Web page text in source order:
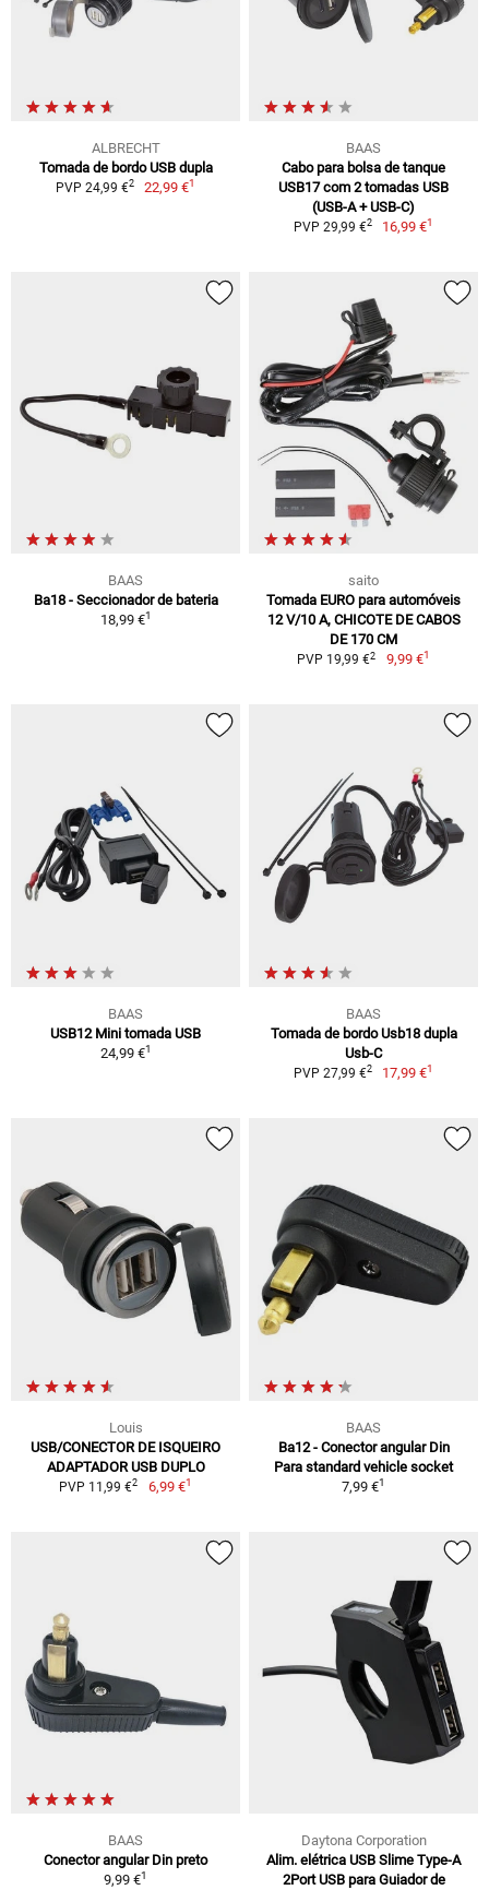
ALBRECHT
Tomada de bordo USB dupla
PVP 24,99 €2 22,99 €1
BAAS
Cabo para bolsa de tanque
USB17 com 2 tomadas USB
(USB-A + USB-C)
PVP 29,99 €2 16,99 €1
BAAS
Ba18 - Seccionador de bateria
18,99 €1
saito
Tomada EURO para automóveis
12 V/10 A, CHICOTE DE CABOS
DE 170 CM
PVP 19,99 €2 9,99 €1
BAAS
USB12 Mini tomada USB
24,99 €1
BAAS
Tomada de bordo Usb18 dupla
Usb-C
PVP 27,99 €2 17,99 €1
Louis
USB/CONECTOR DE ISQUEIRO
ADAPTADOR USB DUPLO
PVP 11,99 €2 6,99 €1
BAAS
Ba12 - Conector angular Din
Para standard vehicle socket
7,99 €1
BAAS
Conector angular Din preto
9,99 €1
Daytona Corporation
Alim. elétrica USB Slime Type-A
2Port USB para Guiador de